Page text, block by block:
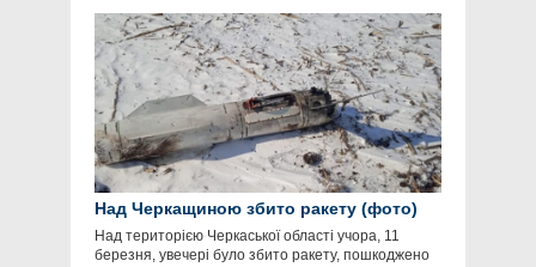
Над Черкащиною збито ракету (фото)
Над територією Черкаської області учора, 11
березня, увечері було збито ракету, пошкоджено